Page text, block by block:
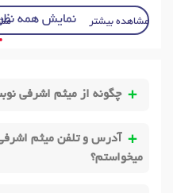
مشاهده بیشتر نمایش همه نظرات (24
چگونه از میثم اشرفی
آدرس و تلفن میثم
میخواستم؟